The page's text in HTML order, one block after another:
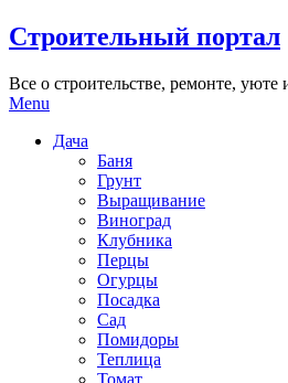
Skip
to
Строительный портал
Все о строительстве, ремонте, уюте
Menu
Дача
Баня
Грунт
Выращивание
Виноград
Клубника
Перцы
Огурцы
Посадка
Сад
Помидоры
Теплица
Томат